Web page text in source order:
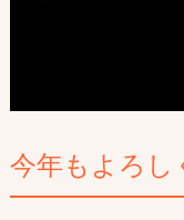
今年もよろし